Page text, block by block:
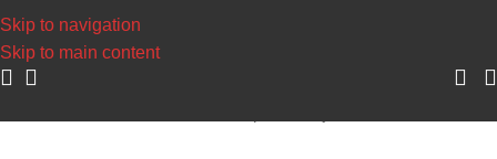
Skip to navigation
Skip to main content